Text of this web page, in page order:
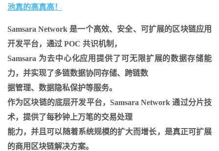
池真的高真高！
Samsara Network 是一个高效、安全、可扩展的区块链应用
开发平台，通过 POC 共识机制，
Samsara 为去中心化应用提供了可无限扩展的数据存储能
力，并实现了多链数据协同存储、跨链数
据管理、数据隐私保护等服务。
作为区块链的底层开发平台，Samsara Network 通过分片技
术，提供了每秒钟上万笔的交易处理
能力，并且可以随着系统规模的扩大而增长，是真正可扩展
的商用区块链解决方案。